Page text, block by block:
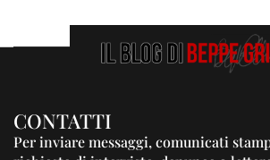
CONTATTI
Per inviare messaggi, comunicati